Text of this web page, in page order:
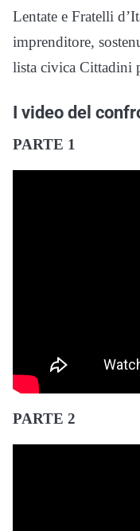
Lentate e Fratelli
imprenditore,
lista civica Cittadini
I video del
PARTE 1
PARTE 2